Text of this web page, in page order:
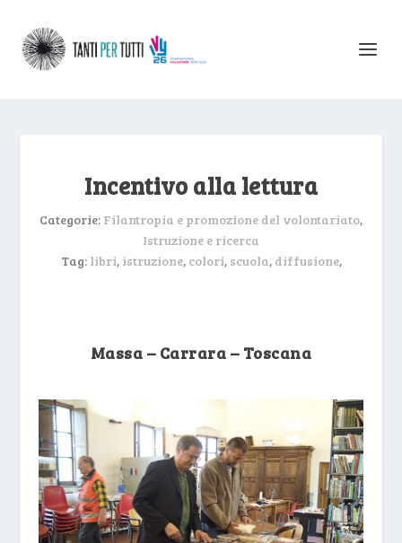
Incentivo alla lettura
Categorie: Filantropia e promozione del volontariato,
Istruzione e ricerca
Tag: libri, istruzione, colori, scuola, diffusione,
Massa – Carrara – Toscana